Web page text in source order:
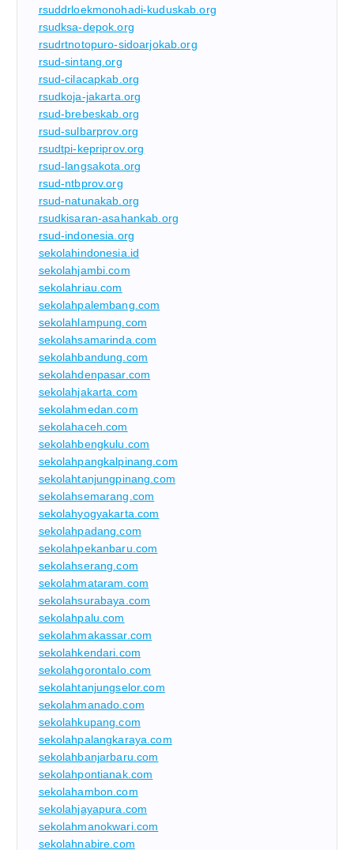
rsuddrloekmonohadi-kuduskab.org
rsudksa-depok.org
rsudrtnotopuro-sidoarjokab.org
rsud-sintang.org
rsud-cilacapkab.org
rsudkoja-jakarta.org
rsud-brebeskab.org
rsud-sulbarprov.org
rsudtpi-kepriprov.org
rsud-langsakota.org
rsud-ntbprov.org
rsud-natunakab.org
rsudkisaran-asahankab.org
rsud-indonesia.org
sekolahindonesia.id
sekolahjambi.com
sekolahriau.com
sekolahpalembang.com
sekolahlampung.com
sekolahsamarinda.com
sekolahbandung.com
sekolahdenpasar.com
sekolahjakarta.com
sekolahmedan.com
sekolahaceh.com
sekolahbengkulu.com
sekolahpangkalpinang.com
sekolahtanjungpinang.com
sekolahsemarang.com
sekolahyogyakarta.com
sekolahpadang.com
sekolahpekanbaru.com
sekolahserang.com
sekolahmataram.com
sekolahsurabaya.com
sekolahpalu.com
sekolahmakassar.com
sekolahkendari.com
sekolahgorontalo.com
sekolahtanjungselor.com
sekolahmanado.com
sekolahkupang.com
sekolahpalangkaraya.com
sekolahbanjarbaru.com
sekolahpontianak.com
sekolahambon.com
sekolahjayapura.com
sekolahmanokwari.com
sekolahnabire.com